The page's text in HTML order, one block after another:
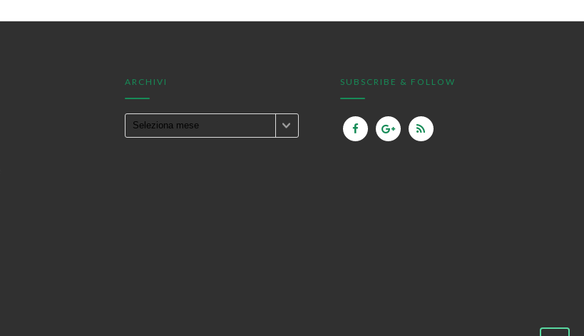
ARCHIVI SUBSCRIBE & FOLLOW